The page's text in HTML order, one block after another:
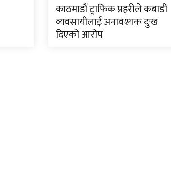
काठमाडौं ट्राफिक प्रहरीले कबाडी
व्यवसायीलाई अनावश्यक दुःख
दिएको आरोप